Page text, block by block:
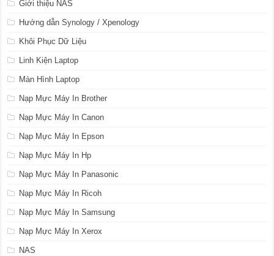
Giới thiệu NAS
Hướng dẫn Synology / Xpenology
Khôi Phục Dữ Liệu
Linh Kiện Laptop
Màn Hình Laptop
Nạp Mực Máy In Brother
Nạp Mực Máy In Canon
Nạp Mực Máy In Epson
Nạp Mực Máy In Hp
Nạp Mực Máy In Panasonic
Nạp Mực Máy In Ricoh
Nạp Mực Máy In Samsung
Nạp Mực Máy In Xerox
NAS